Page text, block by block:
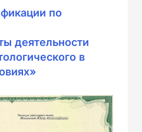
по
деятельности
в